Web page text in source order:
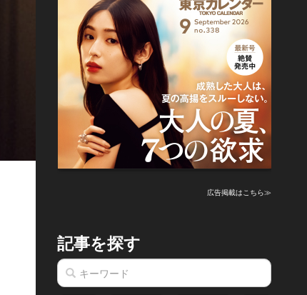
広告掲載はこちら≫
記事を探す